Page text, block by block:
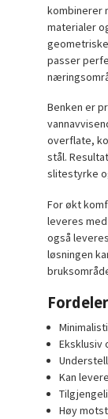
kombinerer
materialer
passer
Benken er
overflate,
stål.
slitestyrke
For økt
leveres
også
løsningen
Fordeler
Kan
Høy